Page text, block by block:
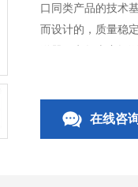
口同类产品的技术
而设计的，质量稳
送器、电气火灾探
在线咨